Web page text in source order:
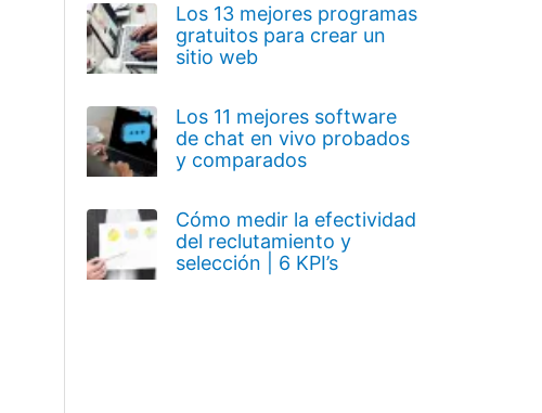
Los 13 mejores programas
gratuitos para crear un
sitio web
Los 11 mejores software
de chat en vivo probados
y comparados
Cómo medir la efectividad
del reclutamiento y
selección | 6 KPI’s